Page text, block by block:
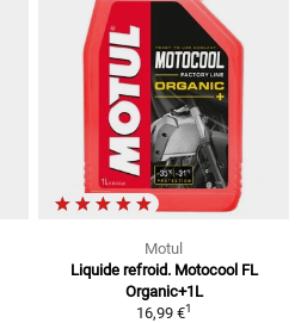
Motul
Liquide refroid. Motocool FL
Organic+1L
16,99 €1